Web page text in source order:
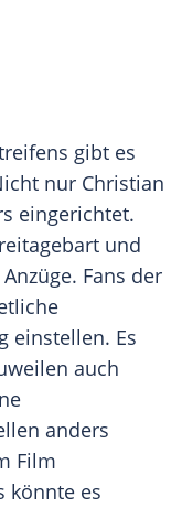
gibt es
nur Christian
eingerichtet.
und
Fans der
einstellen. Es
auch
anders
Film
könnte es